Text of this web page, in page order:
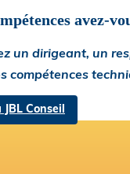
avez-
un dirigeant, un
compétences
Conseil